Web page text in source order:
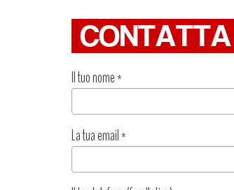
Il tuo nome*
La tua email*